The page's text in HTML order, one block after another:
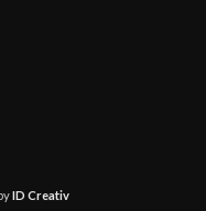
byID Creativ